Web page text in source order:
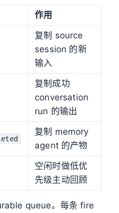
作用
复制 source
session 的新
输入
复制成功
conversation
run 的输出
复制 memory
agent 的产物
空闲时做低优
先级主动回顾
queue。每条 fire